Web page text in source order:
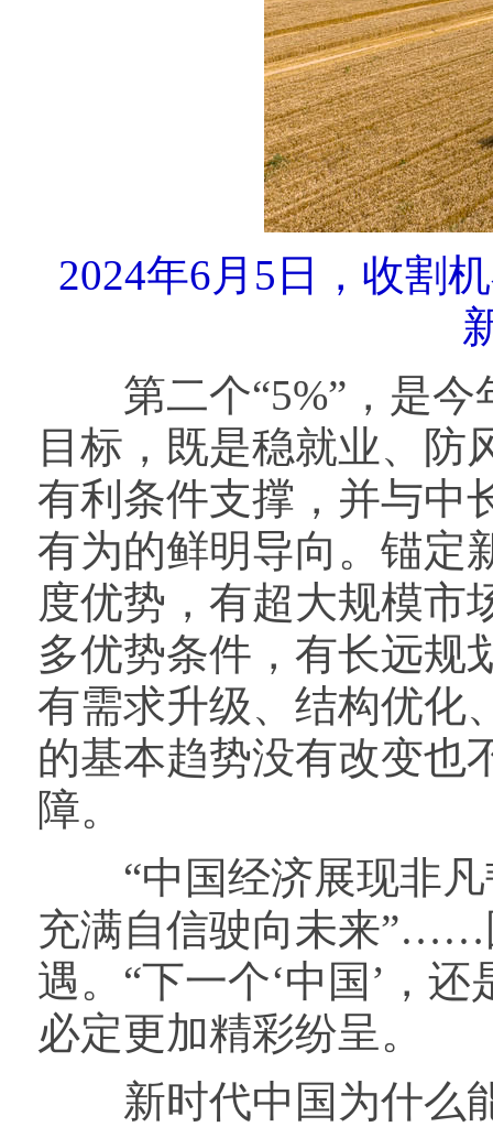
2024年6月5日，收割
第二个“5%”，是今
目标，既是稳就业、防
有利条件支撑，并与中
有为的鲜明导向。锚定
度优势，有超大规模市
多优势条件，有长远规
有需求升级、结构优化
的基本趋势没有改变也
障。
“中国经济展现非凡
充满自信驶向未来”……
遇。“下一个‘中国’，
必定更加精彩纷呈。
新时代中国为什么能